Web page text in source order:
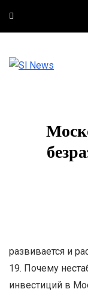
развивается и
19. Почему
инвестиций в